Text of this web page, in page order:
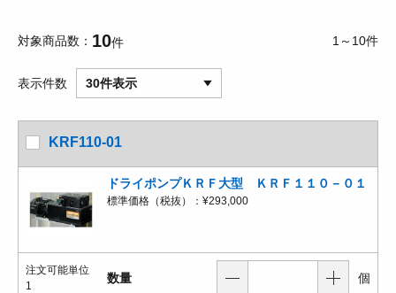
対象商品数 10件 1～10件
表示件数 30件表示
KRF110-01
ドライポンプＫＲＦ大型 ＫＲＦ１１０－０１
標準価格（税抜）： ¥293,000
注文可能単位
1
数量 個